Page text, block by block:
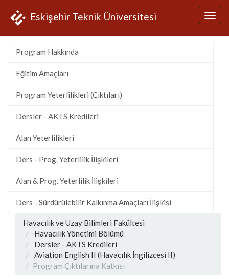
Eskişehir Teknik Üniversitesi
Program Hakkında
Eğitim Amaçları
Program Yeterlilikleri (Çıktıları)
Dersler - AKTS Kredileri
Alan Yeterlilikleri
Ders - Prog. Yeterlilik İlişkileri
Alan & Prog. Yeterlilik İlişkileri
Ders - Sürdürülebilir Kalkınma Amaçları İlişkisi
Havacılık ve Uzay Bilimleri Fakültesi
Havacılık Yönetimi Bölümü
Dersler - AKTS Kredileri
Aviation English II (Havacılık İngilizcesi II)
Program Çıktılarına Katkısı